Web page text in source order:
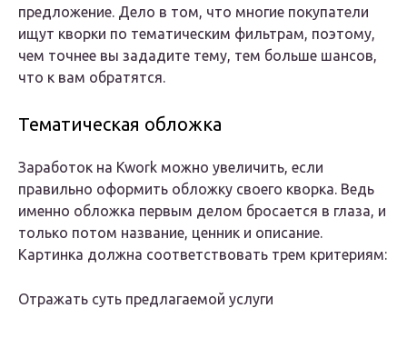
предложение. Дело в том, что многие покупатели
ищут кворки по тематическим фильтрам, поэтому,
чем точнее вы зададите тему, тем больше шансов,
что к вам обратятся.
Тематическая обложка
Заработок на Kwork можно увеличить, если
правильно оформить обложку своего кворка. Ведь
именно обложка первым делом бросается в глаза, и
только потом название, ценник и описание.
Картинка должна соответствовать трем критериям:
Отражать суть предлагаемой услуги